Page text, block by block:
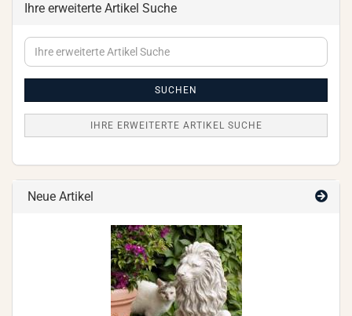
Ihre erweiterte Artikel Suche
Ihre
erweiterte
SUCHEN
IHRE ERWEITERTE ARTIKEL SUCHE
Neue Artikel